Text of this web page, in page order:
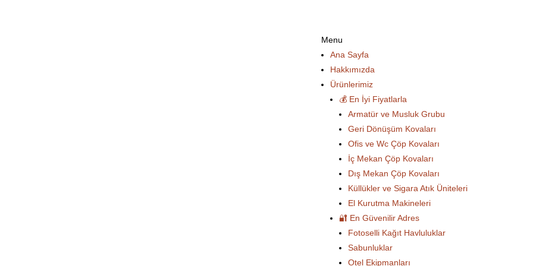
Menu
Ana Sayfa
Hakkımızda
Ürünlerimiz
💰 En İyi Fiyatlarla
Armatür ve Musluk Grubu
Geri Dönüşüm Kovaları
Ofis ve Wc Çöp Kovaları
İç Mekan Çöp Kovaları
Dış Mekan Çöp Kovaları
Küllükler ve Sigara Atık Üniteleri
El Kurutma Makineleri
🔐 En Güvenilir Adres
Fotoselli Kağıt Havluluklar
Sabunluklar
Otel Ekipmanları